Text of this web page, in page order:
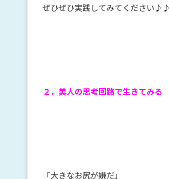
ぜひぜひ実践してみてください
２．美人の思考回路で生きてみる
「大きなお尻が嫌だ」